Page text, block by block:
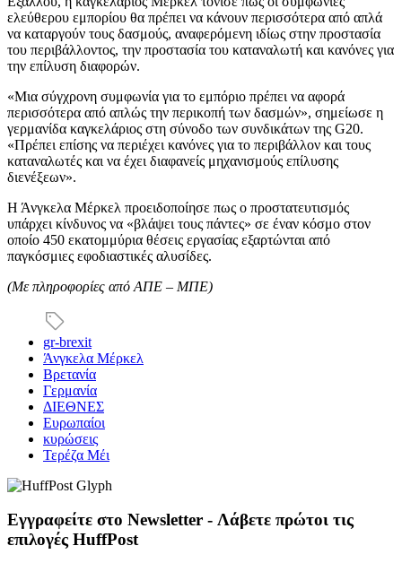
ελεύθερου εμπορίου θα πρέπει να κάνουν περισσότερα από απλά
να καταργούν τους δασμούς, αναφερόμενη ιδίως στην προστασία
του περιβάλλοντος, την προστασία του καταναλωτή και κανόνες για
την επίλυση διαφορών.
«Μια σύγχρονη συμφωνία για το εμπόριο πρέπει να αφορά
περισσότερα από απλώς την περικοπή των δασμών», σημείωσε η
γερμανίδα καγκελάριος στη σύνοδο των συνδικάτων της G20.
«Πρέπει επίσης να περιέχει κανόνες για το περιβάλλον και τους
καταναλωτές και να έχει διαφανείς μηχανισμούς επίλυσης
διενέξεων».
Η Άνγκελα Μέρκελ προειδοποίησε πως ο προστατευτισμός
υπάρχει κίνδυνος να «βλάψει τους πάντες» σε έναν κόσμο στον
οποίο 450 εκατομμύρια θέσεις εργασίας εξαρτώνται από
παγκόσμιες εφοδιαστικές αλυσίδες.
(Με πληροφορίες από ΑΠΕ – ΜΠΕ)
gr-brexit
Άνγκελα Μέρκελ
Βρετανία
Γερμανία
ΔΙΕΘΝΕΣ
Ευρωπαίοι
κυρώσεις
Τερέζα Μέι
Εγγραφείτε στο Newsletter - Λάβετε πρώτοι τις
επιλογές HuffPost